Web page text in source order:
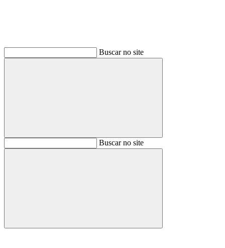
Buscar no site
BuscarBuscar no site
Buscar